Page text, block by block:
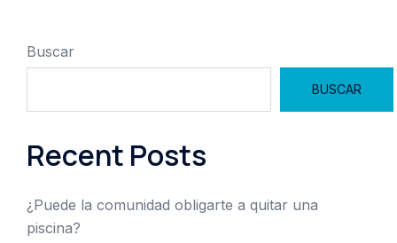
Buscar
BUSCAR
Recent Posts
¿Puede la comunidad obligarte a quitar una
piscina?